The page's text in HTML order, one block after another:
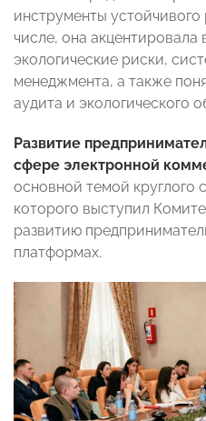
инструменты устойчивого
числе, она акцентировала
экологические риски,
менеджмента, а также
аудита и экологического
Развитие
сфере электронной
основной темой круглого
которого выступил
развитию
платформах.